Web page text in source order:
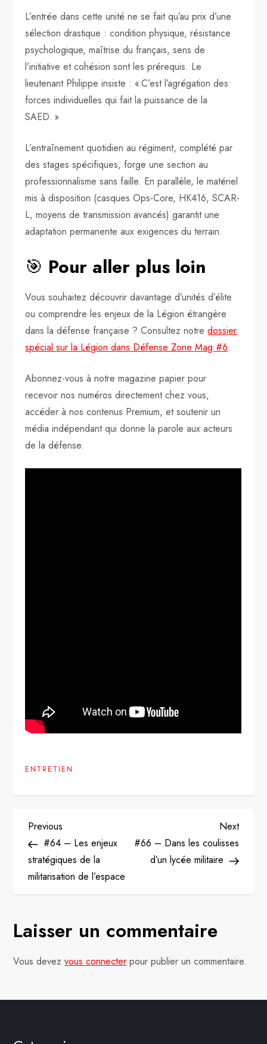
L’entrée dans cette unité ne se fait qu’au prix d’une
sélection drastique : condition physique, résistance
psychologique, maîtrise du français, sens de
l’initiative et cohésion sont les prérequis. Le
lieutenant Philippe insiste : « C’est l’agrégation des
forces individuelles qui fait la puissance de la
SAED. »
L’entraînement quotidien au régiment, complété par
des stages spécifiques, forge une section au
professionnalisme sans faille. En parallèle, le matériel
mis à disposition (casques Ops-Core, HK416, SCAR-
L, moyens de transmission avancés) garantit une
adaptation permanente aux exigences du terrain.
🎯 Pour aller plus loin
Vous souhaitez découvrir davantage d’unités d’élite
ou comprendre les enjeux de la Légion étrangère
dans la défense française ? Consultez notredossier
spécial sur la Légion dans Défense Zone Mag #6.
Abonnez-vous à notre magazine papier pour
recevoir nos numéros directement chez vous,
accéder à nos contenus Premium, et soutenir un
média indépendant qui donne la parole aux acteurs
de la défense.
ENTRETIEN
N
a
v
g
a
i
Previous
Post
Previous
#64 – Les enjeux
stratégiques de la
militarisation de l’espace
Next
Post
Next
#66 – Dans les coulisses
d’un lycée militaire
Laisser un commentaire
Vous devezvous connecter pour publier un commentaire.